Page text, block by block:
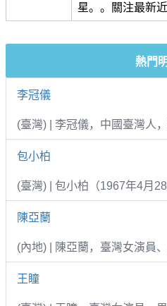
星。。關注最新
熱門
李冠儀
(臺灣) | 李冠儀，中國臺灣人
包小柏
(臺灣) | 包小柏（1967年4月28
陳亞蘭
(內地) | 陳亞蘭，臺灣女演員
王瞳